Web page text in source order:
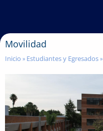
Movilidad
Inicio » Estudiantes y Egresados »